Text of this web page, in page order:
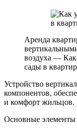
Аренда
воздуха —
сады в
Устройство
компонентов,
и комфорт жильцов.
Основные элементы